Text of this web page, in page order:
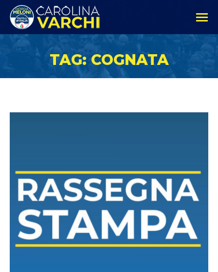
TAG: COGNATA